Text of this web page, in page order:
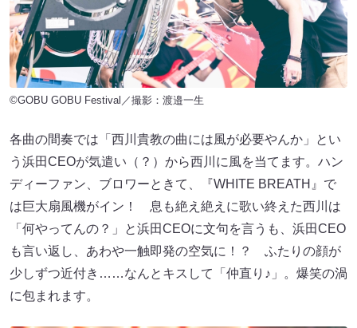
©GOBU GOBU Festival／撮影：渡邉一生
各曲の間奏では「西川貴教の曲には風が必要やんか」とい
う浜田CEOが気遣い（？）から西川に風を当てます。ハン
ディーファン、ブロワーときて、『WHITE BREATH』で
は巨大扇風機がイン！ 息も絶え絶えに歌い終えた西川は
「何やってんの？」と浜田CEOに文句を言うも、浜田CEO
も言い返し、あわや一触即発の空気に！？ ふたりの顔が
少しずつ近付き……なんとキスして「仲直り♪」。爆笑の渦
に包まれます。